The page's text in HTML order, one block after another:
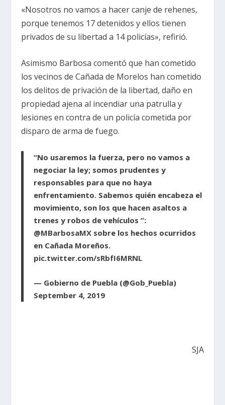
«Nosotros no vamos a hacer canje de rehenes,
porque tenemos 17 detenidos y ellos tienen
privados de su libertad a 14 policías», refirió.
Asimismo Barbosa comentó que han cometido
los vecinos de Cañada de Morelos han cometido
los delitos de privación de la libertad, daño en
propiedad ajena al incendiar una patrulla y
lesiones en contra de un policía cometida por
disparo de arma de fuego.
“No usaremos la fuerza, pero no vamos a
negociar la ley; somos prudentes y
responsables para que no haya
enfrentamiento. Sabemos quién encabeza el
movimiento, son los que hacen asaltos a
trenes y robos de vehículos ”:
@MBarbosaMX sobre los hechos ocurridos
en Cañada Moreños.
pic.twitter.com/sRbfI6MRNL
— Gobierno de Puebla (@Gob_Puebla)
September 4, 2019
SJA